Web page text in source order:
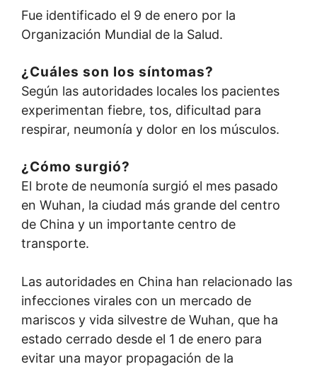
Fue identificado el 9 de enero por la
Organización Mundial de la Salud.
¿Cuáles son los síntomas?
Según las autoridades locales los pacientes
experimentan fiebre, tos, dificultad para
respirar, neumonía y dolor en los músculos.
¿Cómo surgió?
El brote de neumonía surgió el mes pasado
en Wuhan, la ciudad más grande del centro
de China y un importante centro de
transporte.
Las autoridades en China han relacionado las
infecciones virales con un mercado de
mariscos y vida silvestre de Wuhan, que ha
estado cerrado desde el 1 de enero para
evitar una mayor propagación de la